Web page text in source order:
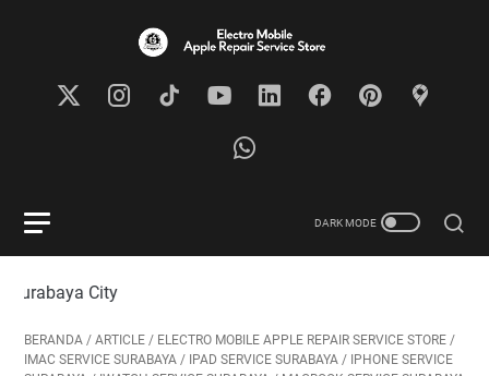
BERANDA / ARTICLE / ELECTRO MOBILE APPLE REPAIR SERVICE STORE /
IMAC SERVICE SURABAYA / IPAD SERVICE SURABAYA / IPHONE SERVICE